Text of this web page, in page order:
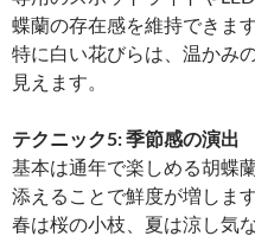
蝶蘭の存在感を維持できます
特に白い花びらは、温かみ
見えます。
テクニック5: 季節感の演出
基本は通年で楽しめる胡蝶
添えることで鮮度が増します
春は桜の小枝、夏は涼し気